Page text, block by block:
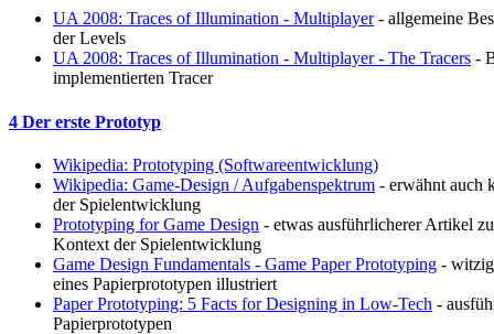
UA 2008: Traces of Illumination - Multiplayer- allgemeine
der Levels
UA 2008: Traces of Illumination - Multiplayer - The Tracers -
implementierten Tracer
4 Der erste Prototyp
Wikipedia: Prototyping (Softwareentwicklung)
Wikipedia: Game-Design / Aufgabenspektrum - erwähnt auch
der Spielentwicklung
Prototyping for Game Design - etwas ausführlicherer Artikel
Kontext der Spielentwicklung
Game Design Fundamentals - Game Paper Prototyping -
eines Papierprototypen illustriert
Paper Prototyping: 5 Facts for Designing in Low-Tech -
Papierprototypen